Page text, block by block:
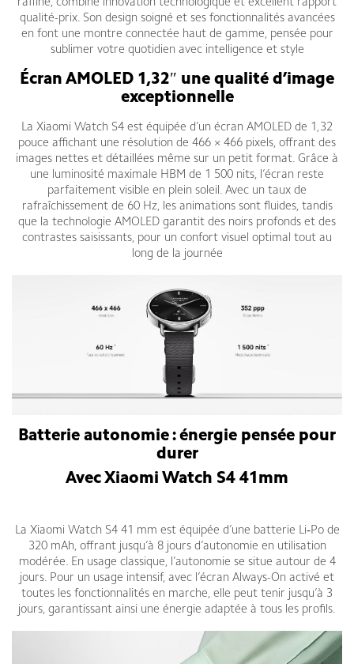
raffiné, combine innovation technologique et excellent rapport
qualité-prix. Son design soigné et ses fonctionnalités avancées
en font une montre connectée haut de gamme, pensée pour
sublimer votre quotidien avec intelligence et style
Écran AMOLED 1,32″ une qualité d’image
exceptionnelle
La Xiaomi Watch S4 est équipée d’un écran AMOLED de 1,32
pouce affichant une résolution de 466 × 466 pixels, offrant des
images nettes et détaillées même sur un petit format. Grâce à
une luminosité maximale HBM de 1 500 nits, l’écran reste
parfaitement visible en plein soleil. Avec un taux de
rafraîchissement de 60 Hz, les animations sont fluides, tandis
que la technologie AMOLED garantit des noirs profonds et des
contrastes saisissants, pour un confort visuel optimal tout au
long de la journée
Batterie autonomie : énergie pensée pour
durer
Avec Xiaomi Watch S4 41mm
La Xiaomi Watch S4 41 mm est équipée d’une batterie Li‑Po de
320 mAh, offrant jusqu’à 8 jours d’autonomie en utilisation
modérée. En usage classique, l’autonomie se situe autour de 4
jours. Pour un usage intensif, avec l’écran Always-On activé et
toutes les fonctionnalités en marche, elle peut tenir jusqu’à 3
jours, garantissant ainsi une énergie adaptée à tous les profils.